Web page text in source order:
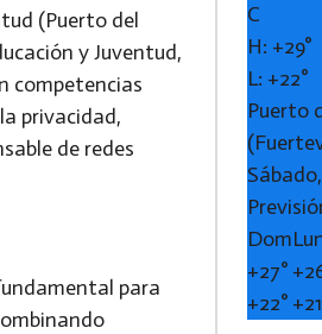
(Puerto del
y Juventud,
competencias
privacidad,
de redes
para
C
H: +29°
L: +22°
Puerto
Dom
+27° +
+22° +